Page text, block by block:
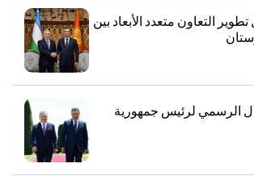
التعاون متعدد الأبعاد بين
الرسمي لرئيس جمهورية